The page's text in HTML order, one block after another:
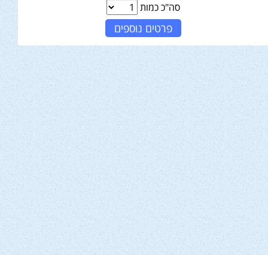
סה"כ כמות
פרטים נוספים